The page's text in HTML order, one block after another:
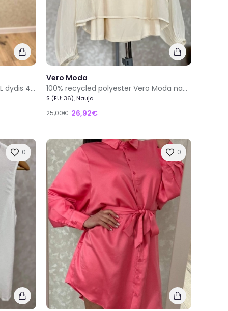
55% medvilnė Mamalicious L/XL dydis 48/50 nauja violetinė nėriniuota suknelė su dirželiu
Vero Moda
100% recycled polyester Vero Moda nauja kreminė permatoma palaidinė su topu S dydis
S (EU: 36), Nauja
25,00€ 26,92€
0 0